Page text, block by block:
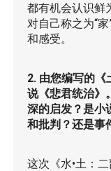
都有机会认识鲜
对自己称之为“
和感受。
2. 由您编写的《
说《悲君统治》
深的启发？是小
和批判？还是事
这次《水•土：